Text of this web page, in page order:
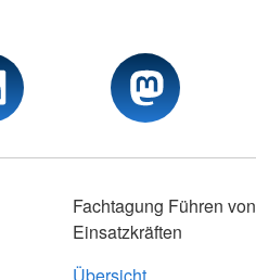
Fachtagung Führen von
Einsatzkräften